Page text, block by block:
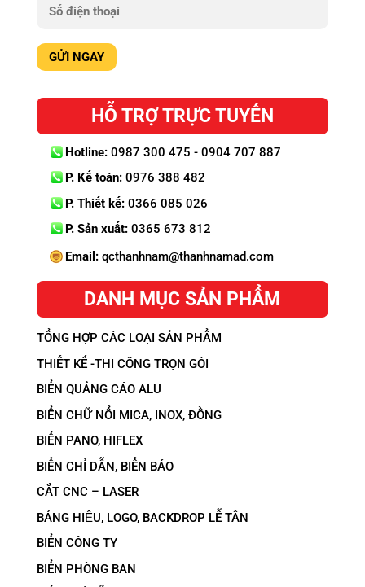
HỖ TRỢ TRỰC TUYẾN
Hotline:0987 300 475 - 0904 707 887
P. Kế toán:0976 388 482
P. Thiết kế:0366 085 026
P. Sản xuất:0365 673 812
Email:qcthanhnam@thanhnamad.com
DANH MỤC SẢN PHẨM
TỔNG HỢP CÁC LOẠI SẢN PHẨM
THIẾT KẾ -THI CÔNG TRỌN GÓI
BIỂN QUẢNG CÁO ALU
BIỂN CHỮ NỔI MICA, INOX, ĐỒNG
BIỂN PANO, HIFLEX
BIỂN CHỈ DẪN, BIỂN BÁO
CẮT CNC – LASER
BẢNG HIỆU, LOGO, BACKDROP LỄ TÂN
BIỂN CÔNG TY
BIỂN PHÒNG BAN